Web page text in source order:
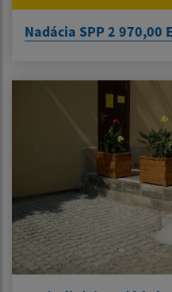
Nadácia SPP 2 970,00